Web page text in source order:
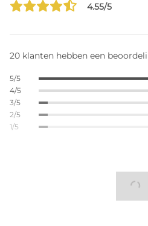
4.55/5
20 klanten hebben een
5/5
4/5
3/5
2/5
1/5